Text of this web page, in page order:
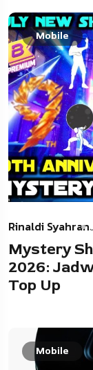
Mobile
Rinaldi Syahran
Mystery
2026:
Top Up
Mobile